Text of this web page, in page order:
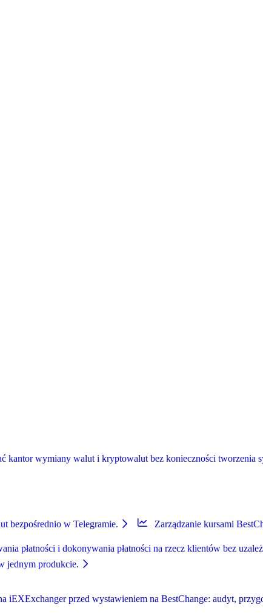
kantor wymiany walut i kryptowalut bez konieczności tworzenia
bezpośrednio w Telegramie. Zarządzanie kursami
płatności i dokonywania płatności na rzecz klientów bez
jednym produkcie.
iEXExchanger przed wystawieniem na BestChange: audyt,